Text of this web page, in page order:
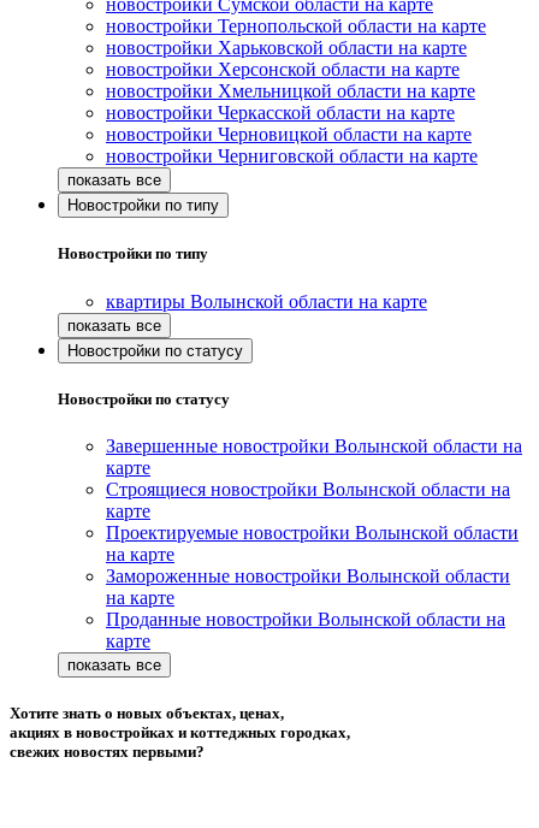
новостройки Сумской области на карте
новостройки Тернопольской области на карте
новостройки Харьковской области на карте
новостройки Херсонской области на карте
новостройки Хмельницкой области на карте
новостройки Черкасской области на карте
новостройки Черновицкой области на карте
новостройки Черниговской области на карте
Новостройки по типу
Новостройки по типу
квартиры Волынской области на карте
Новостройки по статусу
Новостройки по статусу
Завершенные новостройки Волынской области на
карте
Строящиеся новостройки Волынской области на
карте
Проектируемые новостройки Волынской области
на карте
Замороженные новостройки Волынской области
на карте
Проданные новостройки Волынской области на
карте
Хотите знать о новых объектах, ценах,
акциях в новостройках и коттеджных городках,
свежих новостях первыми?